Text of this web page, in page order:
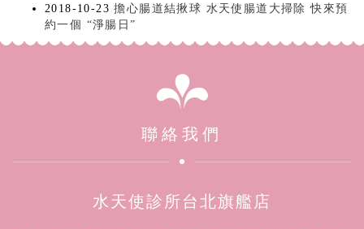
2018-10-23 擔心腸道結揪球 水天使腸道大掃除 快來預
約一個 “淨腸日”
聯絡我們
水天使診所台北旗艦店